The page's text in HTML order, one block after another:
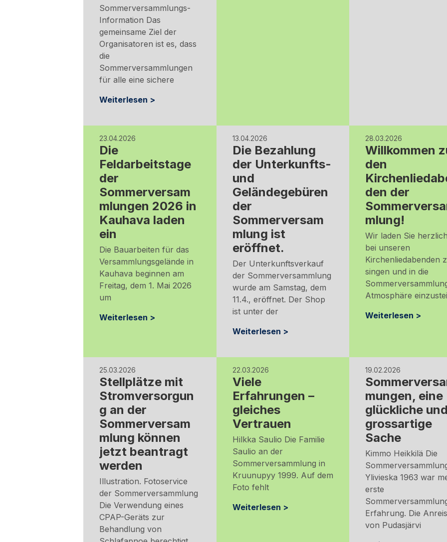
Sommerversammlungs-
Information Das
gemeinsame Ziel der
Organisatoren ist es, dass
die
Sommerversammlungen
für alle eine sichere
Weiterlesen >
23.04.2026
Die
Feldarbeitstage
der
Sommerversam
mlungen 2026 in
Kauhava laden
ein
Die Bauarbeiten für das
Versammlungsgelände in
Kauhava beginnen am
Freitag, dem 1. Mai 2026
um
Weiterlesen >
13.04.2026
Die Bezahlung
der Unterkunfts-
und
Geländegebüren
der
Sommerversam
mlung ist
eröffnet.
Der Unterkunftsverkauf
der Sommerversammlung
wurde am Samstag, dem
11.4., eröffnet. Der Shop
ist unter der
Weiterlesen >
28.03.2026
Willkommen
den
den der
mlung!
Wir laden Sie
bei unseren
Kirchenliedabenden
singen und in die
Atmosphäre
Weiterlesen >
25.03.2026
Stellplätze mit
Stromversorgun
g an der
Sommerversam
mlung können
jetzt beantragt
werden
Illustration. Fotoservice
der Sommerversammlung
Die Verwendung eines
CPAP-Geräts zur
Behandlung von
22.03.2026
Viele
Erfahrungen –
gleiches
Vertrauen
Hilkka Saulio Die Familie
Saulio an der
Sommerversammlung in
Kruunupyy 1999. Auf dem
Foto fehlt
Weiterlesen >
19.02.2026
mungen, eine
glückliche und
grossartige
Sache
Kimmo Heikkilä Die
Ylivieska 1963 war
erste
Erfahrung. Die
von Pudasjärvi